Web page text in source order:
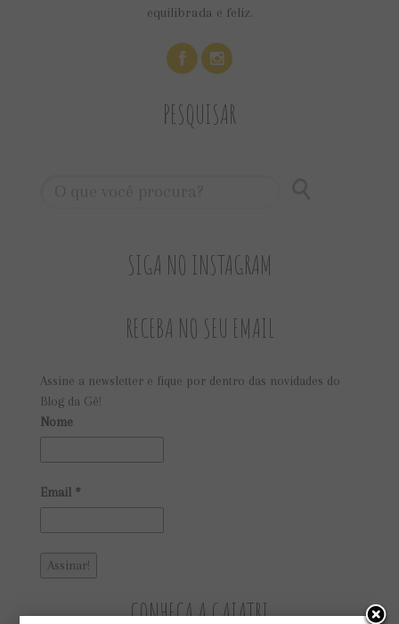
equilibrada e feliz.
PESQUISAR
SIGA NO INSTAGRAM
RECEBA NO SEU EMAIL
Assine a newsletter e fique por dentro das novidades do
Blog da Gê!
Nome
Email *
CONHEÇA A GAIATRI